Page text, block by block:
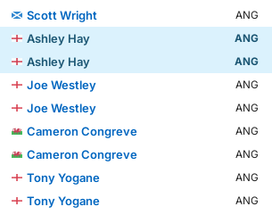
Scott Wright
ANG
Ashley Hay
ANG
Ashley Hay
ANG
Joe Westley
ANG
Joe Westley
ANG
Cameron Congreve
ANG
Cameron Congreve
ANG
Tony Yogane
ANG
Tony Yogane
ANG